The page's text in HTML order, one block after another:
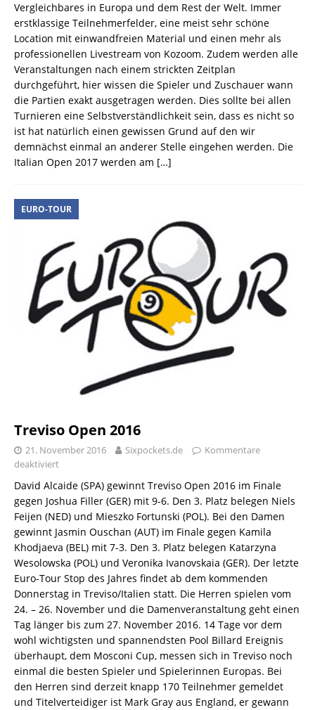
Vergleichbares in Europa und dem Rest der Welt. Immer
erstklassige Teilnehmerfelder, eine meist sehr schöne
Location mit einwandfreien Material und einen mehr als
professionellen Livestream von Kozoom. Zudem werden alle
Veranstaltungen nach einem strickten Zeitplan
durchgeführt, hier wissen die Spieler und Zuschauer wann
die Partien exakt ausgetragen werden. Dies sollte bei allen
Turnieren eine Selbstverständlichkeit sein, dass es nicht so
ist hat natürlich einen gewissen Grund auf den wir
demnächst einmal an anderer Stelle eingehen werden. Die
Italian Open 2017 werden am […]
EURO-TOUR
Treviso Open 2016
21. November 2016 Sixpockets.de
Kommentare
deaktiviert
David Alcaide (SPA) gewinnt Treviso Open 2016 im Finale
gegen Joshua Filler (GER) mit 9-6. Den 3. Platz belegen Niels
Feijen (NED) und Mieszko Fortunski (POL). Bei den Damen
gewinnt Jasmin Ouschan (AUT) im Finale gegen Kamila
Khodjaeva (BEL) mit 7-3. Den 3. Platz belegen Katarzyna
Wesolowska (POL) und Veronika Ivanovskaia (GER). Der letzte
Euro-Tour Stop des Jahres findet ab dem kommenden
Donnerstag in Treviso/Italien statt. Die Herren spielen vom
24. – 26. November und die Damenveranstaltung geht einen
Tag länger bis zum 27. November 2016. 14 Tage vor dem
wohl wichtigsten und spannendsten Pool Billard Ereignis
überhaupt, dem Mosconi Cup, messen sich in Treviso noch
einmal die besten Spieler und Spielerinnen Europas. Bei
den Herren sind derzeit knapp 170 Teilnehmer gemeldet
und Titelverteidiger ist Mark Gray aus England, er gewann